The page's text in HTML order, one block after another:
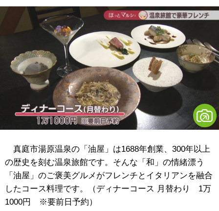
真庭市湯原温泉の「油屋」は1688年創業、300年以上
の歴史を刻む温泉旅館です。そんな「和」の情緒漂う
「油屋」のご褒美グルメがフレンチとイタリアンを融合
したコース料理です。（ディナーコース 月替わり 1万
1000円 ※要前日予約）